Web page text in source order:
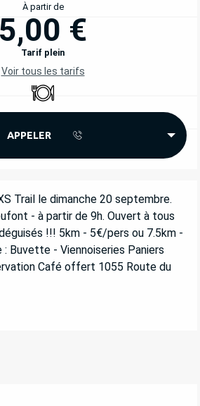
À partir de
5,00 €
Tarif plein
Voir tous les tarifs
Restaurant
APPELER
Trail le dimanche 20 septembre.
- à partir de 9h. Ouvert à tous
!!! 5km - 5€/pers ou 7.5km -
Buvette - Viennoiseries Paniers
Café offert 1055 Route du